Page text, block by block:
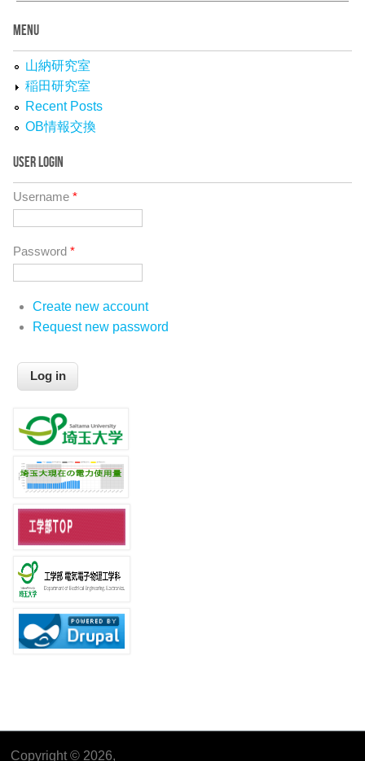
MENU
山納研究室
稲田研究室
Recent Posts
OB情報交換
USER LOGIN
Username *
Password *
Create new account
Request new password
Copyright © 2026,